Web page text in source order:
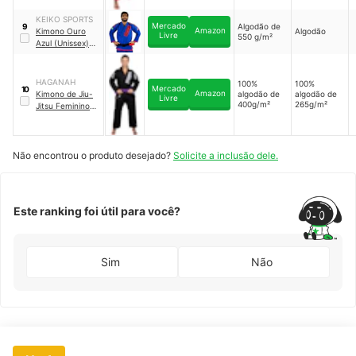
9
KEIKO SPORTS
Kimono Ouro
Azul (Unissex)
Mercado
Livre
Amazon
Algodão de
550 g/m²
Algodão
10
HAGANAH
Kimono de Jiu-
Jitsu Feminino
Mercado
Livre
Amazon
100%
algodão de
400g/m²
100%
algodão de
265g/m²
Não encontrou o produto desejado? Solicite a inclusão dele.
Este ranking foi útil para você?
Sim Não